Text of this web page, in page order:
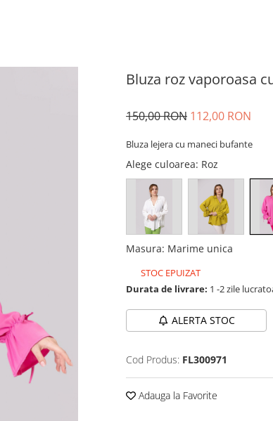
Bluza roz vaporoasa
150,00 RON 112,00 RON
Bluza lejera cu maneci bufante
Alege culoarea: Roz
Masura: Marime unica
STOC EPUIZAT
Durata de livrare: 1 -2 zile
ALERTA STOC
Cod Produs: FL300971
Adauga la Favorite